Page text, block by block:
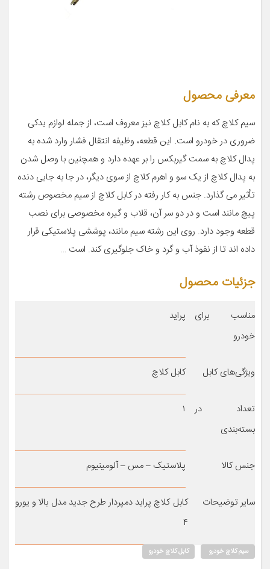
معرفی محصول
سیم کلاچ که به نام کابل کلاچ نیز معروف است، از جمله لوازم یدکی
ضروری در خودرو است. این قطعه، وظیفه انتقال فشار وارد شده به
پدال کلاچ به سمت گیربکس را بر عهده دارد و همچنین با وصل شدن
به پدال کلاچ از یک سو و اهرم کلاچ از سوی دیگر، در جا به جایی دنده
تأثیر می گذارد. جنس به کار رفته در کابل کلاچ از سیم مخصوص رشته
پیچ مانند است و در دو سر آن، قلاب و گیره مخصوصی برای نصب
قطعه وجود دارد. روی این رشته سیم مانند، پوششی پلاستیکی قرار
داده اند تا از نفوذ آب و گرد و خاک جلوگیری کند. است …
جزئیات محصول
مناسب برای
خودرو
پراید
ویژگی‌های کابل کابل کلاچ
تعداد در
بسته‌بندی
۱
جنس کالا پلاستیک – مس – آلومینیوم
سایر توضیحات
کابل کلاچ پراید دمپردار طرح جدید مدل بالا و یورو
۴
سیم کلاچ خودرو کابل کلاچ خودرو